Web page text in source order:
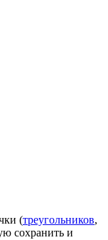
(треугольников,
сохранить и